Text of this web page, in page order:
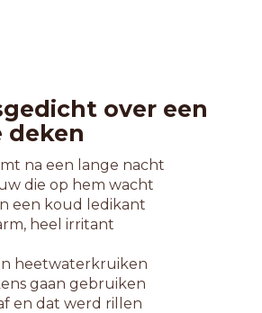
over een
deken
na een lange nacht
die op hem wacht
een koud ledikant
heel irritant
heetwaterkruiken
gaan gebruiken
en dat werd rillen